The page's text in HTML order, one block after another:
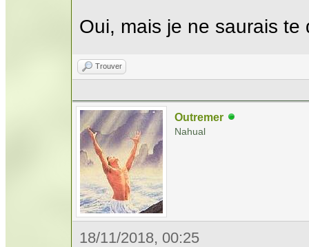
Oui, mais je ne saurais te
Trouver
Outremer
Nahual
18/11/2018, 00:25